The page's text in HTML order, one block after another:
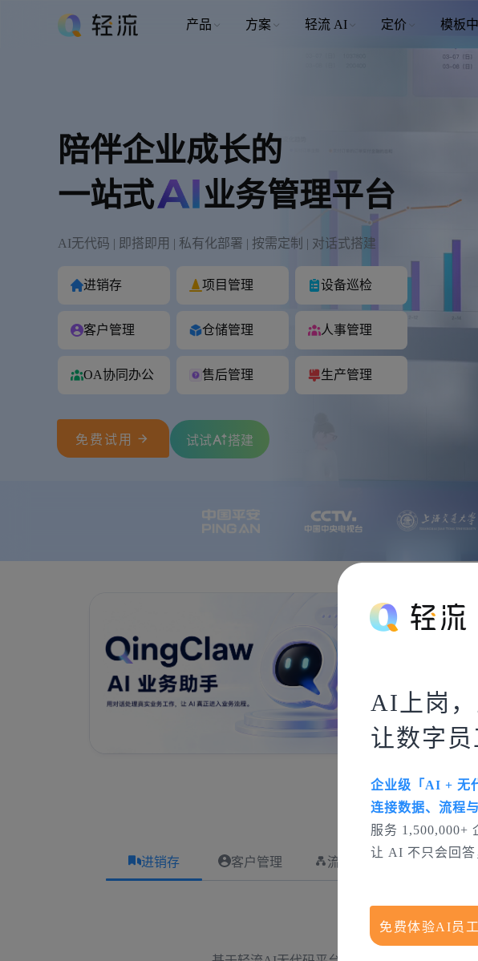
产品 方案 轻流 AI 定价 模板
陪伴企业成长的
一站式
业务管理平台
AI无代码 | 即搭即用 | 私有化部署 | 按需定制 | 对话式搭建
进销存 项目管理 设备巡检
客户管理 仓储管理 人事管理
OA协同办公 售后管理 生产管理
免费试用  试试 搭建
AI上岗
让数字
企业级「AI + 无
连接数据、流程
服务 1,500,000+
让 AI 不只会回
免费体验AI员工
进销存 客户管理 流程生产 离散生产
灵活自定